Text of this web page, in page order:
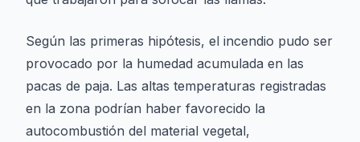
Según las primeras hipótesis, el incendio pudo ser
provocado por la humedad acumulada en las
pacas de paja. Las altas temperaturas registradas
en la zona podrían haber favorecido la
autocombustión del material vegetal,